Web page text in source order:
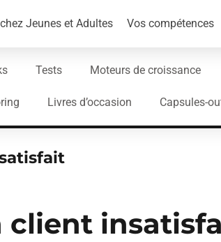
Jeunes et Adultes Vos compétences
Tests Moteurs de croissance
Livres d’occasion Capsules-
client